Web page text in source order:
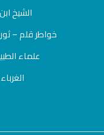
الشيخ
خواطر قلم –
علماء